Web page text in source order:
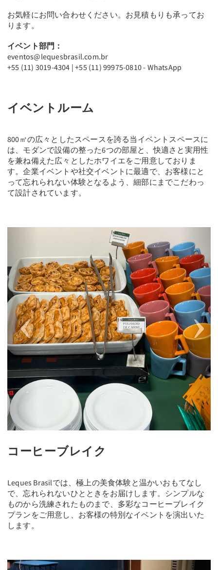
お気軽にお問い合わせください。お見積もりも承ってお
ります。
イベント部門：
eventos@lequesbrasil.com.br
+55 (11) 3019-4304 | +55 (11) 99975-0810 - WhatsApp
イベントルーム
800㎡の広々としたスペースを誇る当イベントスペースに
は、モダンで設備の整った6つの部屋と、快適さと実用性
を兼ね備えた広々としたホワイエをご用意しておりま
す。企業イベントや社交イベントに最適で、お客様にと
って忘れられない体験となるよう、細部にまでこだわっ
て設計されています。
コーヒーブレイク
Leques Brasilでは、極上の美食体験と温かいおもてなし
で、忘れられないひとときをお届けします。シンプルな
ものから洗練されたものまで、多彩なコーヒーブレイク
プランをご用意し、お客様の特別なイベントを演出いた
します。
Previous